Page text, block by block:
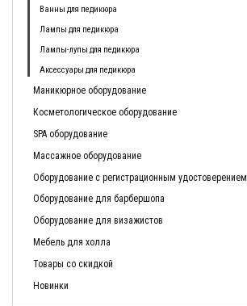
Ванны для педикюра
Лампы для педикюра
Лампы-лупы для педикюра
Аксессуары для педикюра
Маникюрное оборудование
Косметологическое оборудование
SPA оборудование
Массажное оборудование
Оборудование с регистрационным удостоверением
Оборудование для барбершопа
Оборудование для визажистов
Мебель для холла
Товары со скидкой
Новинки